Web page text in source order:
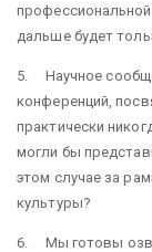
дальше будет
5. Научное
конференций,
практически
могли бы
этом случае за
культуры?
6. Мы готовы